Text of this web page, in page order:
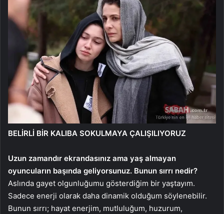
BELİRLİ BİR KALIBA SOKULMAYA ÇALIŞILIYORUZ
Uzun zamandır ekrandasınız ama yaş almayan
oyuncuların başında geliyorsunuz. Bunun sırrı nedir?
Aslında gayet olgunluğumu gösterdiğim bir yaştayım.
Sadece enerji olarak daha dinamik olduğum söylenebilir.
Bunun sırrı; hayat enerjim, mutluluğum, huzurum,